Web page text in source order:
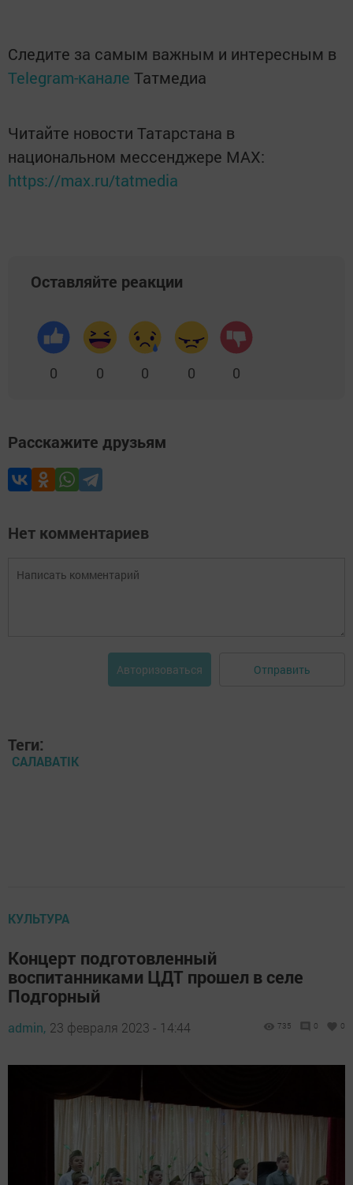
Следите за самым важным и интересным в
Telegram-канале Татмедиа
Читайте новости Татарстана в
национальном мессенджере MАХ:
https://max.ru/tatmedia
Оставляйте реакции
0 0 0 0 0
Расскажите друзьям
Нет комментариев
Авторизоваться Отправить
Теги:
САЛАВАTIK
КУЛЬТУРА
Концерт подготовленный
воспитанниками ЦДТ прошел в селе
Подгорный
admin, 23 февраля 2023 - 14:44 735 0 0